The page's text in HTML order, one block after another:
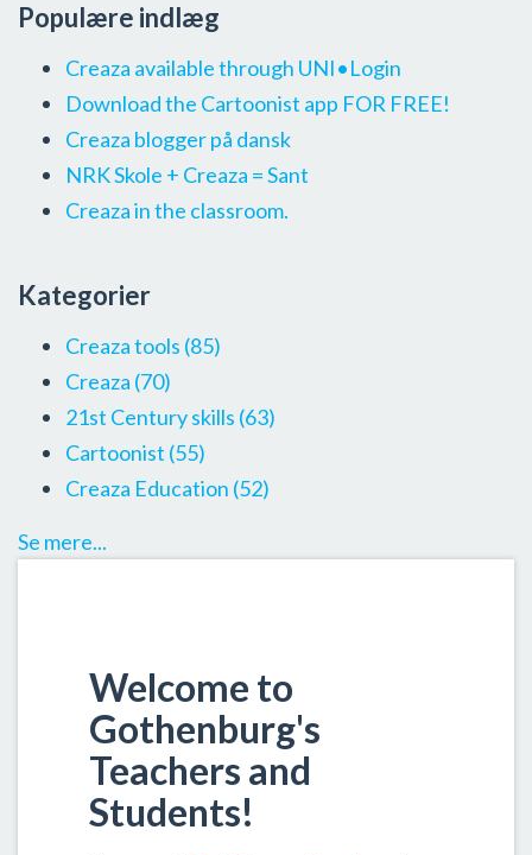
Welcome to
Gothenburg's
Teachers and
Students!
Populære indlæg
Creaza available through UNI•Login
Download the Cartoonist app FOR FREE!
Creaza blogger på dansk
NRK Skole + Creaza = Sant
Creaza in the classroom.
Kategorier
Creaza tools (85)
Creaza (70)
21st Century skills (63)
Cartoonist (55)
Creaza Education (52)
Se mere...